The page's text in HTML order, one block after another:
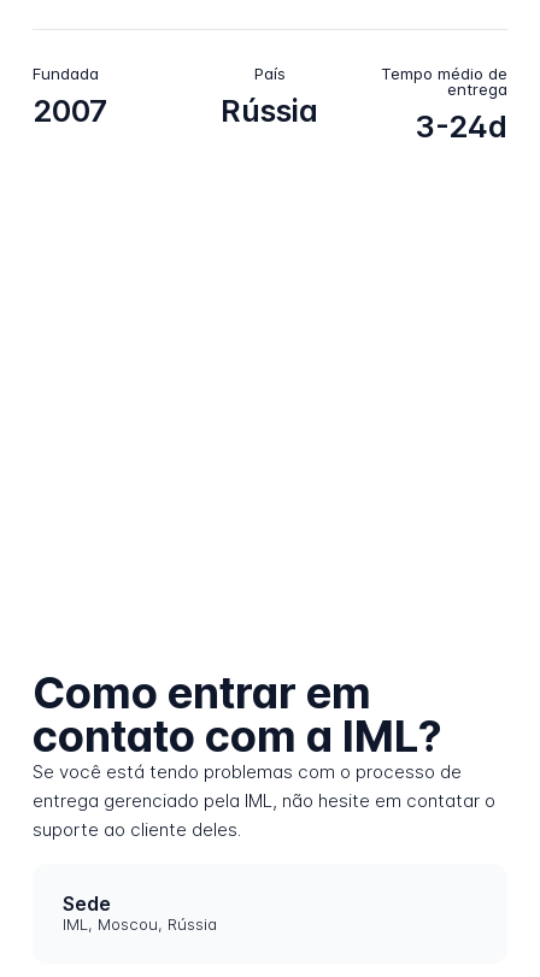
Fundada
2007
País
Rússia
Tempo médio de
entrega
3-24d
Como entrar em
contato com a IML?
Se você está tendo problemas com o processo de
entrega gerenciado pela IML, não hesite em contatar o
suporte ao cliente deles.
Sede
IML, Moscou, Rússia